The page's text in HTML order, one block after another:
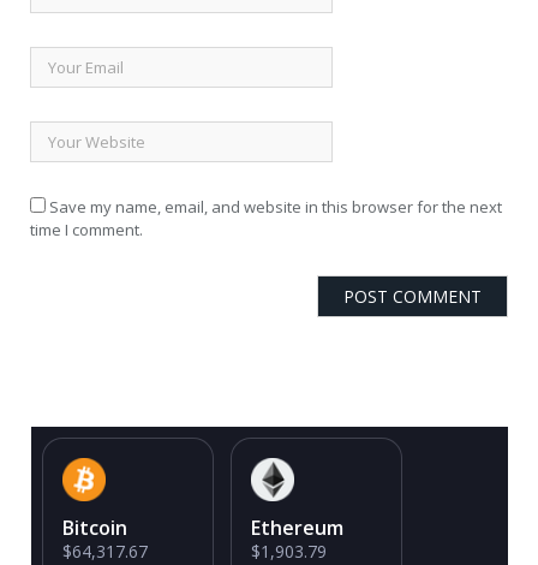
Save my name, email, and website in this browser for the next
time I comment.
Bitcoin
$64,317.67
Ethereum
$1,903.79